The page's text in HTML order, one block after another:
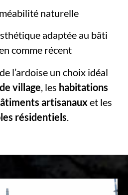
naturelle
adaptée au bâti
comme récent
l’ardoise un choix idéal
village , les habitations
artisanauxet les
résidentiels